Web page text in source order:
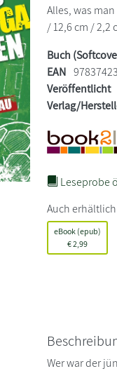
Alles, was
/ 12,6 cm / 2,2
Buch
EAN
Veröffentlicht
Verlag/
Leseprobe
Auch
eBook (epub)
€2,99
Wer war der